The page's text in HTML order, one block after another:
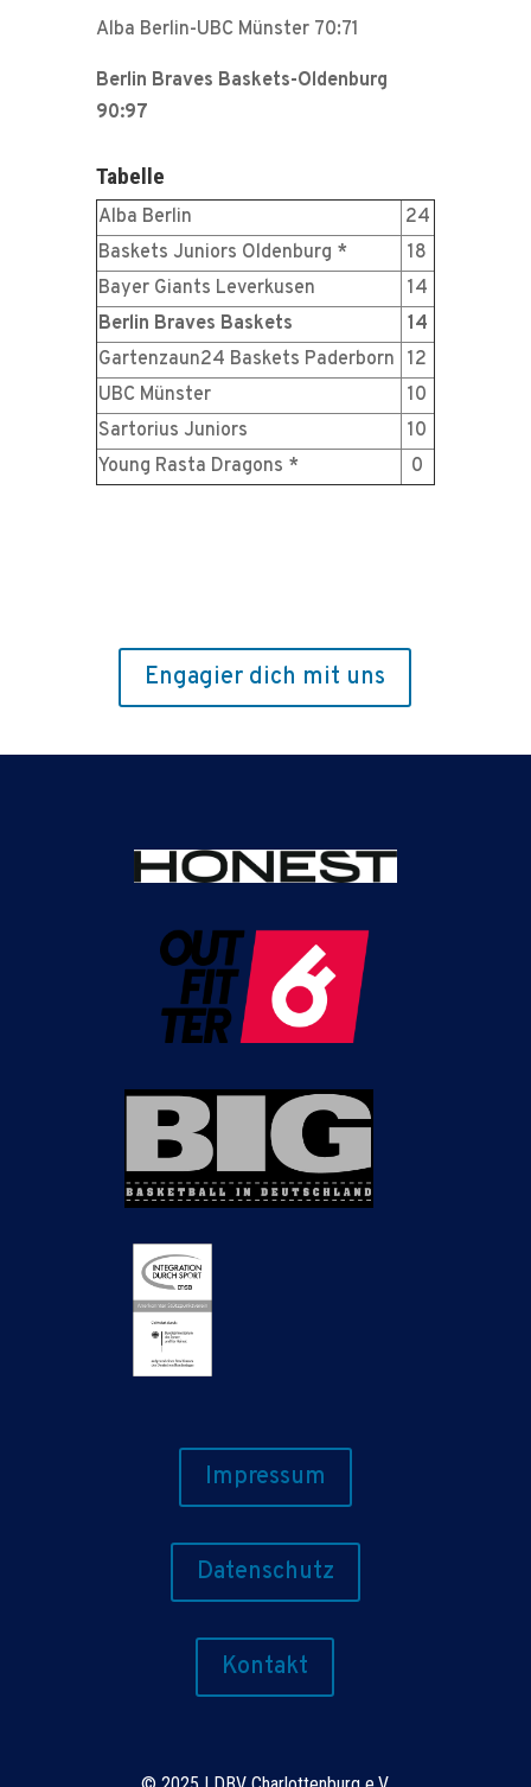
Alba Berlin-UBC Münster 70:71
Berlin Braves Baskets-Oldenburg
90:97
Tabelle
Alba Berlin
24
Baskets Juniors Oldenburg *
18
Bayer Giants Leverkusen
14
Berlin Braves Baskets
14
Gartenzaun24 Baskets Paderborn
12
UBC Münster
10
Sartorius Juniors
10
Young Rasta Dragons *
0
Engagier dich mit uns
Impressum
Datenschutz
Kontakt